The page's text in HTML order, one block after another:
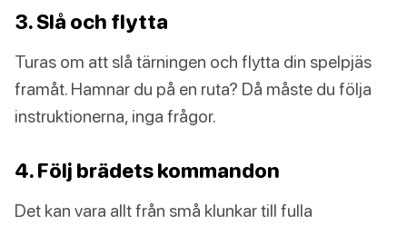
3. Slå och flytta
Turas om att slå tärningen och flytta din spelpjäs
framåt. Hamnar du på en ruta? Då måste du följa
instruktionerna, inga frågor.
4. Följ brädets kommandon
Det kan vara allt från små klunkar till fulla